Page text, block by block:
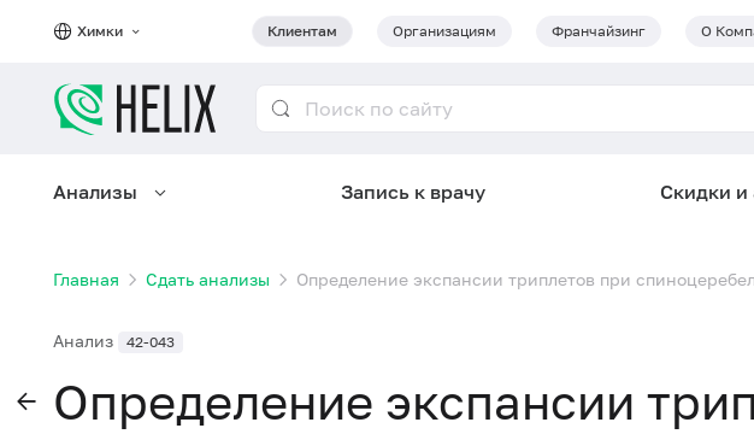
Химки Клиентам Организациям Франчайзинг О
Анализы Запись к врачу Скидки и
Главная Сдать анализы Определение экспансии триплетов при
Анализ 42-043
Определение экспансии